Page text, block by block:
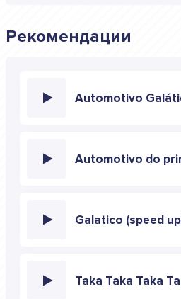
Рекомендации
Galatico (speed